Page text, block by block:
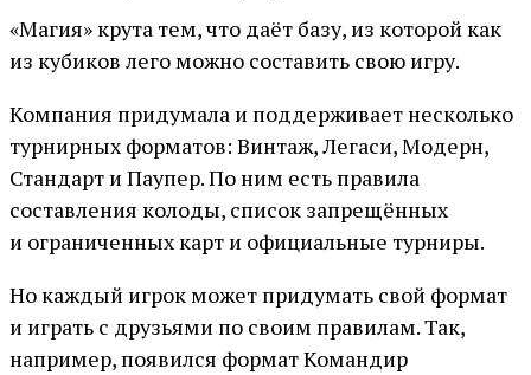
«Магия» крута тем, что даёт базу, из которой как
из кубиков лего можно составить свою игру.
Компания придумала и поддерживает несколько
турнирных форматов: Винтаж, Легаси, Модерн,
Стандарт и Паупер. По ним есть правила
составления колоды, список запрещённых
и ограниченных карт и официальные турниры.
Но каждый игрок может придумать свой формат
и играть с друзьями по своим правилам. Так,
например, появился формат Командир